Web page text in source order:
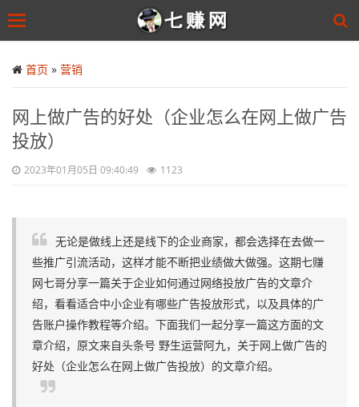
to
main
Toggle
首页 » 营销
网上做广告的好处（企业怎么在网上做广告
投放）
2023年01月05日 09:40:49 1123
无论是做线上还是线下的企业商家，都会选择在去做一
些推广引流活动，这样才能不断把业绩做大做强。这期七赚
网七哥分享一篇关于企业如何通过网络投放广告的文章介
绍，看看适合中小企业有哪些广告投放形式，以及具体的广
告账户操作教程等介绍。下面我们一起分享一篇这方面的文
章介绍，原文来自头条号 野生运营阿九，关于网上做广告的
好处（企业怎么在网上做广告投放）的文章介绍。